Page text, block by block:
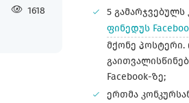
1618
5
ფინედუს
მქონე პოსტერი.
Facebook-ზე;
ერთმა